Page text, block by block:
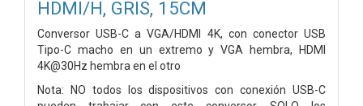
HDMI/H, GRIS, 15CM
Conversor USB-C a VGA/HDMI 4K, con conector USB
Tipo-C macho en un extremo y VGA hembra, HDMI
4K@30Hz hembra en el otro
Nota: NO todos los dispositivos con conexión USB-C